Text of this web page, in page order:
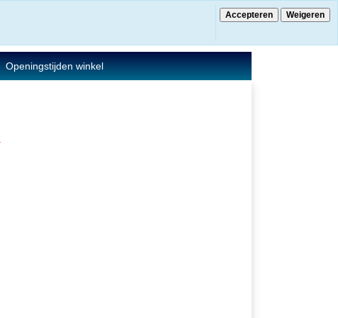
€ 0.00
Openingstijden winkel
Accepteren Weigeren